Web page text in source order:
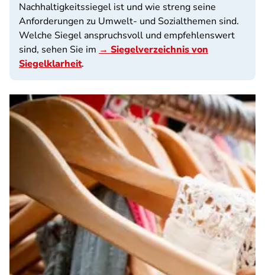
Nachhaltigkeitssiegel ist und wie streng seine
Anforderungen zu Umwelt- und Sozialthemen sind.
Welche Siegel anspruchsvoll und empfehlenswert
sind, sehen Sie im → Siegelverzeichnis von
Siegelklarheit.